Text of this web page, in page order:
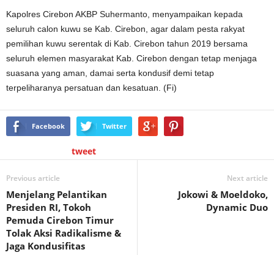
Kapolres Cirebon AKBP Suhermanto, menyampaikan kepada
seluruh calon kuwu se Kab. Cirebon, agar dalam pesta rakyat
pemilihan kuwu serentak di Kab. Cirebon tahun 2019 bersama
seluruh elemen masyarakat Kab. Cirebon dengan tetap menjaga
suasana yang aman, damai serta kondusif demi tetap
terpeliharanya persatuan dan kesatuan. (Fi)
Facebook Twitter
tweet
Previous article
Menjelang Pelantikan
Presiden RI, Tokoh
Pemuda Cirebon Timur
Tolak Aksi Radikalisme &
Jaga Kondusifitas
Next article
Jokowi & Moeldoko,
Dynamic Duo